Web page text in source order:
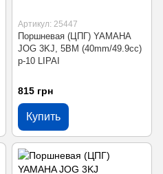
Артикул: 25447
Поршневая (ЦПГ) YAMAHA
JOG 3KJ, 5BM (40mm/49.9cc)
p-10 LIPAI
815 грн
Купить